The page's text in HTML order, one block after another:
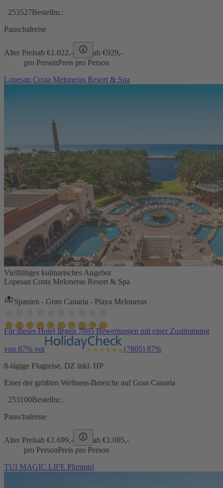
253527Bestellnr.:
Pauschalreise
Alter Preisab €1.022,- ab €929,-
pro PersonPreis pro Person
Lopesan Costa Meloneras Resort & Spa
Vielfältiges kulinarisches Angebot
Lopesan Costa Meloneras Resort & Spa
Spanien - Gran Canaria - Playa Meloneras
Für dieses Hotel liegen 7805 Bewertungen mit einer Zustimmung
von 87% vor (7805) 87%
8-tägige Flugreise, DZ inkl. HP
Einer der größten Wellness-Bereiche auf Gran Canaria
253100Bestellnr.:
Pauschalreise
Alter Preisab €1.699,- ab €1.005,-
pro PersonPreis pro Person
TUI MAGIC LIFE Plimmiri